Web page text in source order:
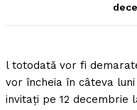
l totodată vor fi
vor încheia în câteva
invitaţi pe 12 decembrie